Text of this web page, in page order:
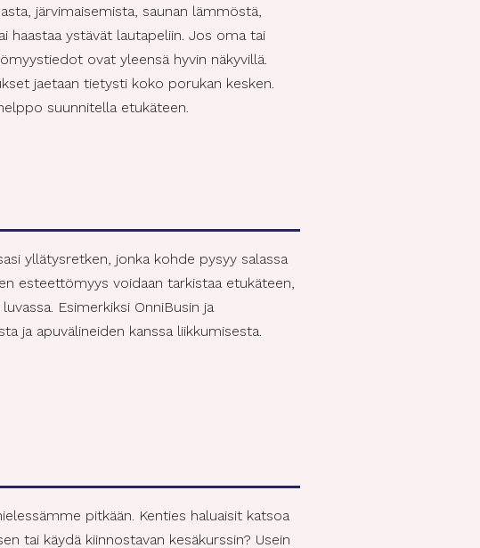
järvimaisemista, saunan lämmöstä,
haastaa ystävät lautapeliin. Jos oma tai
ovat yleensä hyvin näkyvillä.
jaetaan tietysti koko porukan kesken.
suunnitella etukäteen.
yllätysretken, jonka kohde pysyy salassa
esteettömyys voidaan tarkistaa etukäteen,
Esimerkiksi OnniBusin ja
ja apuvälineiden kanssa liikkumisesta.
pitkään. Kenties haluaisit katsoa
tai käydä kiinnostavan kesäkurssin? Usein